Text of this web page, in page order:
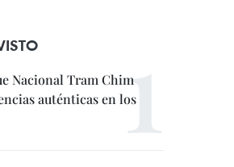
Nacional Tram Chim
auténticas en los